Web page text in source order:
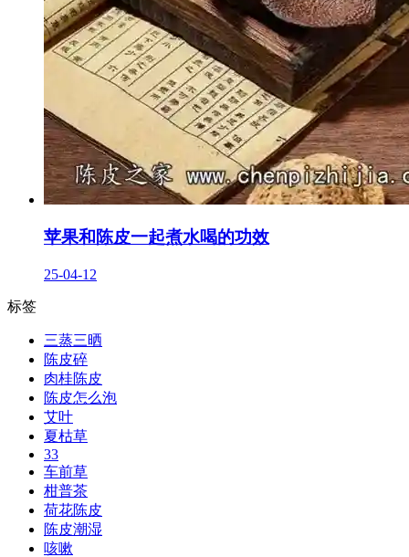
苹果和陈皮一起煮水喝的功效
25-04-12
标签
三蒸三晒
陈皮碎
肉桂陈皮
陈皮怎么泡
艾叶
夏枯草
33
车前草
柑普茶
荷花陈皮
陈皮潮湿
咳嗽